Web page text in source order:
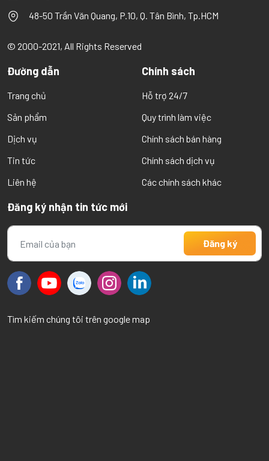
48-50 Trần Văn Quang, P.10, Q. Tân Bình, Tp.HCM
© 2000-2021, All Rights Reserved
Đường dẫn
Trang chủ
Sản phẩm
Dịch vụ
Tin tức
Liên hệ
Chính sách
Hỗ trợ 24/7
Quy trình làm việc
Chính sách bán hàng
Chính sách dịch vụ
Các chính sách khác
Đăng ký nhận tin tức mới
Tìm kiếm chúng tôi trên google map